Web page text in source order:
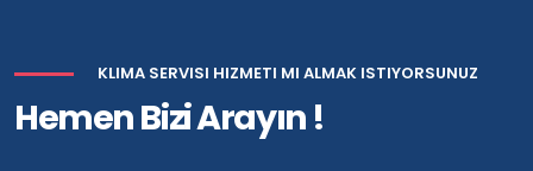
KLIMA SERVISI HIZMETI MI ALMAK ISTIYORSUNUZ
Hemen Bizi Arayın !